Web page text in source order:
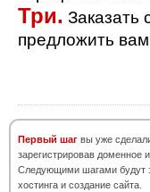
Три. Заказать
предложить
Первый шаг вы уже
зарегистрировав доменное
Следующими шагами будут
хостинга и создание сайта.